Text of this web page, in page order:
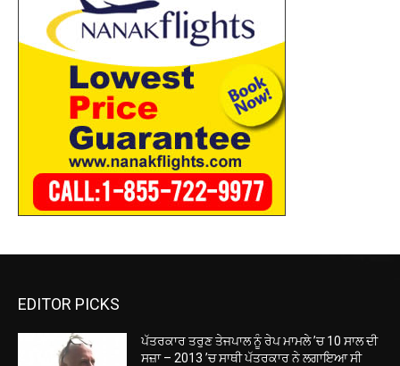
EDITOR PICKS
ਪੱਤਰਕਾਰ ਤਰੁਣ ਤੇਜਪਾਲ ਨੂੰ ਰੇਪ ਮਾਮਲੇ ’ਚ 10 ਸਾਲ ਦੀ
ਸਜ਼ਾ – 2013 ’ਚ ਸਾਥੀ ਪੱਤਰਕਾਰ ਨੇ ਲਗਾਇਆ ਸੀ